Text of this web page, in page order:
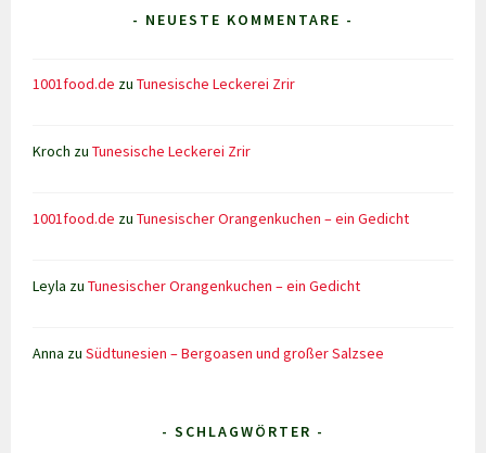
- NEUESTE KOMMENTARE -
1001food.de zuTunesische Leckerei Zrir
Kroch zuTunesische Leckerei Zrir
1001food.de zuTunesischer Orangenkuchen – ein Gedicht
Leyla zuTunesischer Orangenkuchen – ein Gedicht
Anna zuSüdtunesien – Bergoasen und großer Salzsee
- SCHLAGWÖRTER -